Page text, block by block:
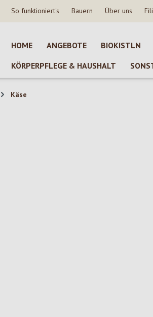
So funktioniert's Bauern Über uns
HOME ANGEBOTE BIOKISTLN
KÖRPERPFLEGE & HAUSHALT
Käse